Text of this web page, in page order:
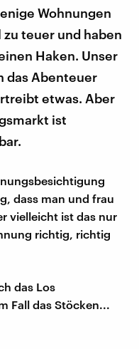
Wohnungen
teuer und haben
Haken. Unser
das Abenteuer
etwas. Aber
ist
dass man und frau
vielleicht ist das nur
richtig, richtig
das Los
Fall das Stöcken...